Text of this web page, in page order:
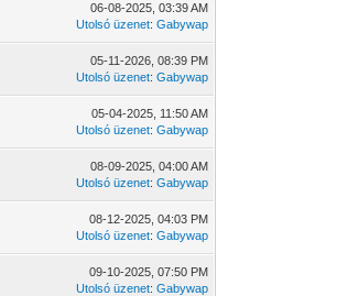
06-08-2025, 03:39 AM
Utolsó üzenet:Gabywap
05-11-2026, 08:39 PM
Utolsó üzenet:Gabywap
05-04-2025, 11:50 AM
Utolsó üzenet:Gabywap
08-09-2025, 04:00 AM
Utolsó üzenet:Gabywap
08-12-2025, 04:03 PM
Utolsó üzenet:Gabywap
09-10-2025, 07:50 PM
Utolsó üzenet:Gabywap